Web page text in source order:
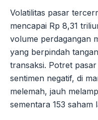
Volatilitas pasar
mencapai Rp 8,31
volume perdagangan
yang berpindah
transaksi. Potret
sentimen negatif, di
melemah, jauh
sementara 153 saham